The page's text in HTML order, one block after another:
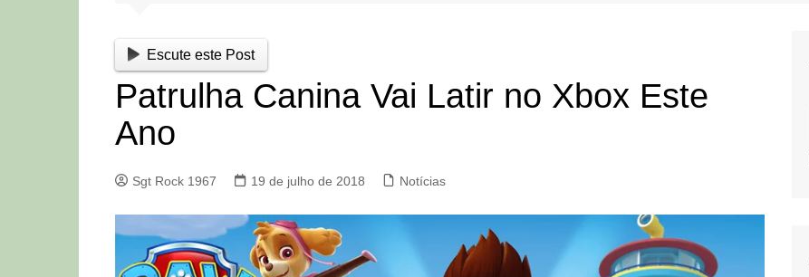
Escute este Post
Patrulha Canina Vai Latir no Xbox Este
Ano
Sgt Rock 1967 19 de julho de 2018 Notícias